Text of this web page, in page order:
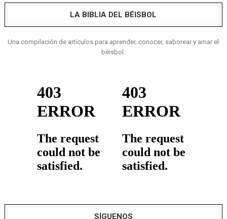
LA BIBLIA DEL BÉISBOL
Una compilación de artículos para aprender, conocer, saborear y amar el
béisbol.
SÍGUENOS